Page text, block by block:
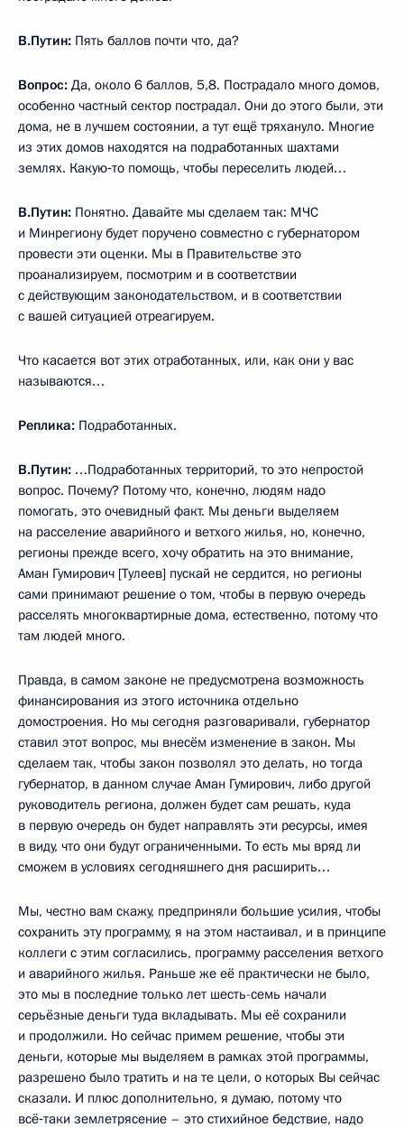
В.Путин: Пять баллов почти что, да?
Вопрос: Да, около 6 баллов, 5,8. Пострадало много домов,
особенно частный сектор пострадал. Они до этого были, эти
дома, не в лучшем состоянии, а тут ещё тряхануло. Многие
из этих домов находятся на подработанных шахтами
землях. Какую‑то помощь, чтобы переселить людей…
В.Путин: Понятно. Давайте мы сделаем так: МЧС
и Минрегиону будет поручено совместно с губернатором
провести эти оценки. Мы в Правительстве это
проанализируем, посмотрим и в соответствии
с действующим законодательством, и в соответствии
с вашей ситуацией отреагируем.
Что касается вот этих отработанных, или, как они у вас
называются…
Реплика: Подработанных.
В.Путин: …Подработанных территорий, то это непростой
вопрос. Почему? Потому что, конечно, людям надо
помогать, это очевидный факт. Мы деньги выделяем
на расселение аварийного и ветхого жилья, но, конечно,
регионы прежде всего, хочу обратить на это внимание,
Аман Гумирович [Тулеев] пускай не сердится, но регионы
сами принимают решение о том, чтобы в первую очередь
расселять многоквартирные дома, естественно, потому что
там людей много.
Правда, в самом законе не предусмотрена возможность
финансирования из этого источника отдельно
домостроения. Но мы сегодня разговаривали, губернатор
ставил этот вопрос, мы внесём изменение в закон. Мы
сделаем так, чтобы закон позволял это делать, но тогда
губернатор, в данном случае Аман Гумирович, либо другой
руководитель региона, должен будет сам решать, куда
в первую очередь он будет направлять эти ресурсы, имея
в виду, что они будут ограниченными. То есть мы вряд ли
сможем в условиях сегодняшнего дня расширить…
Мы, честно вам скажу, предприняли большие усилия, чтобы
сохранить эту программу, я на этом настаивал, и в принципе
коллеги с этим согласились, программу расселения ветхого
и аварийного жилья. Раньше же её практически не было,
это мы в последние только лет шесть-семь начали
серьёзные деньги туда вкладывать. Мы её сохранили
и продолжили. Но сейчас примем решение, чтобы эти
деньги, которые мы выделяем в рамках этой программы,
разрешено было тратить и на те цели, о которых Вы сейчас
сказали. И плюс дополнительно, я думаю, потому что
всё‑таки землетрясение – это стихийное бедствие, надо